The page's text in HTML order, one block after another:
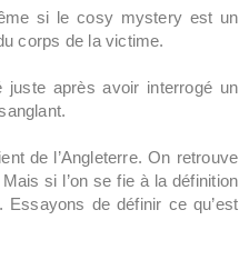
si le cosy mystery est un
corps de la victime.
après avoir interrogé un
de l’Angleterre. On retrouve
si l’on se fie à la définition
de définir ce qu’est